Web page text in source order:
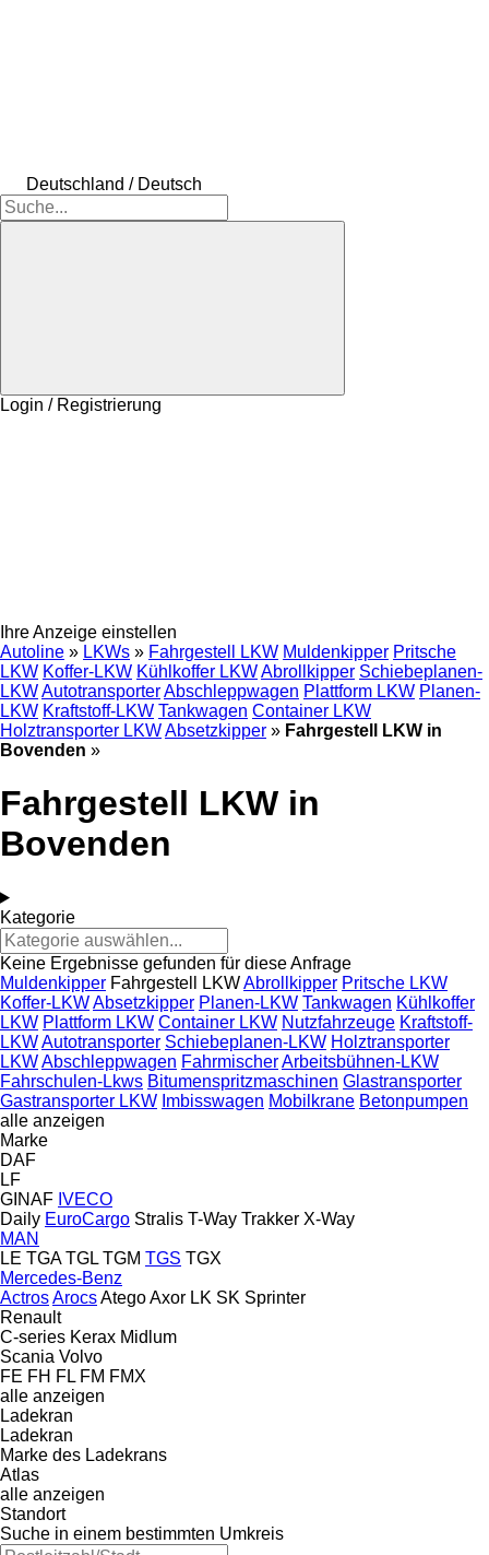
Deutschland / Deutsch
Login / Registrierung
Ihre Anzeige einstellen
Autoline » LKWs » Fahrgestell LKW Muldenkipper Pritsche
LKW Koffer-LKW Kühlkoffer LKWAbrollkipper Schiebeplanen-
LKWAutotransporterAbschleppwagen Plattform LKW Planen-
LKW Kraftstoff-LKW Tankwagen Container LKW
Holztransporter LKWAbsetzkipper » Fahrgestell LKW in
Bovenden »
Fahrgestell LKW in
Bovenden
Kategorie
Keine Ergebnisse gefunden für diese Anfrage
Muldenkipper Fahrgestell LKWAbrollkipper Pritsche LKW
Koffer-LKWAbsetzkipper Planen-LKW Tankwagen Kühlkoffer
LKW Plattform LKW Container LKW Nutzfahrzeuge Kraftstoff-
LKWAutotransporter Schiebeplanen-LKW Holztransporter
LKWAbschleppwagen FahrmischerArbeitsbühnen-LKW
Fahrschulen-Lkws Bitumenspritzmaschinen Glastransporter
Gastransporter LKW Imbisswagen Mobilkrane Betonpumpen
alle anzeigen
Marke
DAF
LF
GINAF IVECO
Daily EuroCargo Stralis T-Way Trakker X-Way
MAN
LE TGA TGL TGM TGS TGX
Mercedes-Benz
ActrosArocsAtegoAxor LK SK Sprinter
Renault
C-series Kerax Midlum
Scania Volvo
FE FH FL FM FMX
alle anzeigen
Ladekran
Ladekran
Marke des Ladekrans
Atlas
alle anzeigen
Standort
Suche in einem bestimmten Umkreis